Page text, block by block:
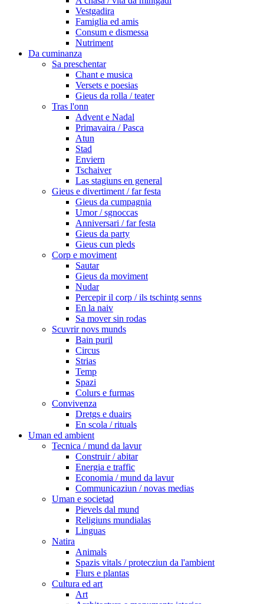
Vestgadira
Famiglia ed amis
Consum e dismessa
Nutriment
Da cuminanza
Sa preschentar
Chant e musica
Versets e poesias
Gieus da rolla / teater
Tras l'onn
Advent e Nadal
Primavaira / Pasca
Atun
Stad
Enviern
Tschaiver
Las stagiuns en general
Gieus e divertiment / far festa
Gieus da cumpagnia
Umor / sgnoccas
Anniversari / far festa
Gieus da party
Gieus cun pleds
Corp e moviment
Sautar
Gieus da moviment
Nudar
Percepir il corp / ils tschintg senns
En la naiv
Sa mover sin rodas
Scuvrir novs munds
Bain puril
Circus
Strias
Temp
Spazi
Colurs e furmas
Convivenza
Dretgs e duairs
En scola / rituals
Uman ed ambient
Tecnica / mund da lavur
Construir / abitar
Energia e traffic
Economia / mund da lavur
Communicaziun / novas medias
Uman e societad
Pievels dal mund
Religiuns mundialas
Linguas
Natira
Animals
Spazis vitals / protecziun da l'ambient
Flurs e plantas
Cultura ed art
Art